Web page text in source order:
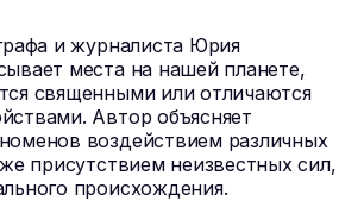
и журналиста Юрия
места на нашей планете,
священными или отличаются
Автор объясняет
воздействием различных
присутствием неизвестных сил,
происхождения.